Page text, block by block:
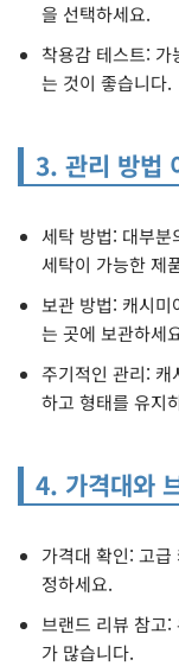
을 선택하세요.
착용감 테스트:
는 것이 좋습니다.
3. 관리 방법
세탁 방법: 대부분
세탁이 가능한 제
보관 방법: 캐시미
는 곳에 보관하세
주기적인 관리: 캐
하고 형태를 유지
4. 가격대와
가격대 확인: 고
정하세요.
브랜드 리뷰 참고:
가 많습니다.